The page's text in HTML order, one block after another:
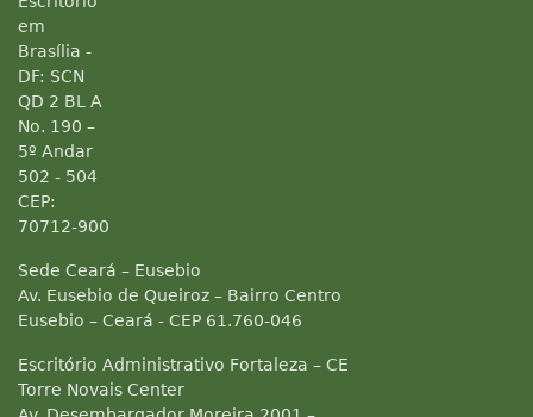
em
Brasília -
DF: SCN
QD 2 BL A
No. 190 –
5º Andar
502 - 504
CEP:
70712-900
Sede Ceará – Eusebio
Av. Eusebio de Queiroz – Bairro Centro
Eusebio – Ceará - CEP 61.760-046
Escritório Administrativo Fortaleza – CE
Torre Novais Center